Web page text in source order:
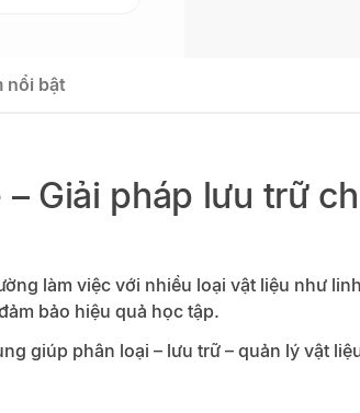
nổi bật
Giải pháp lưu trữ
làm việc với nhiều loại vật liệu như
bảo hiệu quả học tập.
giúp phân loại – lưu trữ – quản lý vật